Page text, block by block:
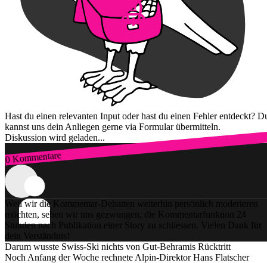
Hast du einen relevanten Input oder hast du einen Fehler entdeckt?
kannst uns dein Anliegen gerne via Formular übermitteln.
Diskussion wird geladen...
0 Kommentare
Zum Login
Weil wir die Kommentar-Debatten weiterhin persönlich moderieren
möchten, sehen wir uns gezwungen, die Kommentarfunktion 24
Stunden nach Publikation einer Story zu schliessen. Vielen Dank für
dein Verständnis!
Darum wusste Swiss-Ski nichts von Gut-Behramis Rücktritt
Noch Anfang der Woche rechnete Alpin-Direktor Hans Flatscher